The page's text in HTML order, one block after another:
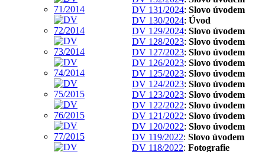
DV 131/2024: Slovo úvodem
DV 130/2024: Úvod
DV 129/2024: Slovo úvodem
DV 128/2023: Slovo úvodem
DV 127/2023: Slovo úvodem
DV 126/2023: Slovo úvodem
DV 125/2023: Slovo úvodem
DV 124/2023: Slovo úvodem
DV 123/2023: Slovo úvodem
DV 122/2022: Slovo úvodem
DV 121/2022: Slovo úvodem
DV 120/2022: Slovo úvodem
DV 119/2022: Slovo úvodem
DV 118/2022: Fotografie